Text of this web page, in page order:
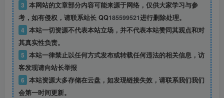
友空间ios版是针对苹果手机用户而开发的一款高效的移动办
公软件，也是基于大量的企业用户资源及强大的开放连接能
力，为企业应用开发者提供的平台。合作伙伴可将你的企业
服务接入友空间，有助于你的产品推广，增加应用的流量、
3 本网站的文章部分内容可能来源于网络，仅供大家学习与参
考，如有侵权，请联系站长 QQ185599521进行删除处理。
4 本站一切资源不代表本站立场，并不代表本站赞同其观点和对
其真实性负责。
5 本站一律禁止以任何方式发布或转载任何违法的相关信息，访
客发现请向站长举报
6 本站资源大多存储在云盘，如发现链接失效，请联系我们我们
会第一时间更新。